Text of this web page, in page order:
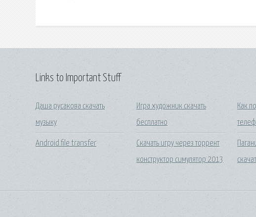
Links to Important Stuff
Даша русакова скачать
музыку
Android file transfer
Игра художник скачать
бесплатно
Скачать игру через торрент
конструктор симулятор 2013
Как